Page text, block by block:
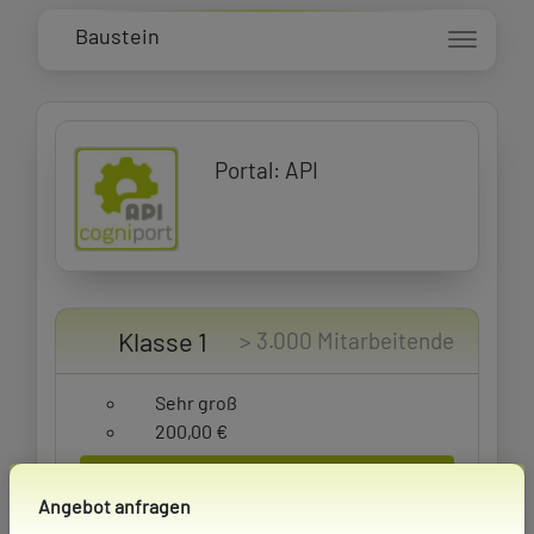
Baustein
Portal: API
Klasse 1 > 3.000 Mitarbeitende
Sehr groß
200,00 €
Angebot anfragen